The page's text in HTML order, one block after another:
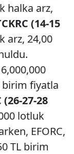
halka arz,
(14-15
arz, 24,00
birim fiyatla
(26-27-28
lotluk
EFORC,
TL birim